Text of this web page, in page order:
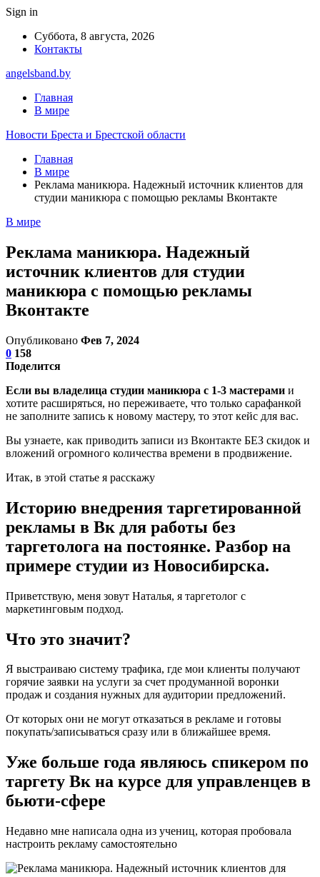
Sign in
Суббота, 8 августа, 2026
Контакты
angelsband.by
Главная
В мире
Новости Бреста и Брестской области
Главная
В мире
Реклама маникюра. Надежный источник клиентов для
студии маникюра с помощью рекламы Вконтакте
В мире
Реклама маникюра. Надежный
источник клиентов для студии
маникюра с помощью рекламы
Вконтакте
Опубликовано Фев 7, 2024
0 158
Поделится
Если вы владелица студии маникюра с 1-3 мастерами и
хотите расширяться, но переживаете, что только сарафанкой
не заполните запись к новому мастеру, то этот кейс для вас.
Вы узнаете, как приводить записи из Вконтакте БЕЗ скидок и
вложений огромного количества времени в продвижение.
Итак, в этой статье я расскажу
Историю внедрения таргетированной
рекламы в Вк для работы без
таргетолога на постоянке. Разбор на
примере студии из Новосибирска.
Приветствую, меня зовут Наталья, я таргетолог с
маркетинговым подход.
Что это значит?
Я выстраиваю систему трафика, где мои клиенты получают
горячие заявки на услуги за счет продуманной воронки
продаж и создания нужных для аудитории предложений.
От которых они не могут отказаться в рекламе и готовы
покупать/записываться сразу или в ближайшее время.
Уже больше года являюсь спикером по
таргету Вк на курсе для управленцев в
бьюти-сфере
Недавно мне написала одна из учениц, которая пробовала
настроить рекламу самостоятельно